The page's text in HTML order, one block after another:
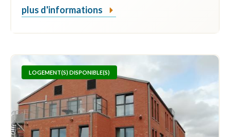
plus d'informations
LOGEMENT(S) DISPONIBLE(S)